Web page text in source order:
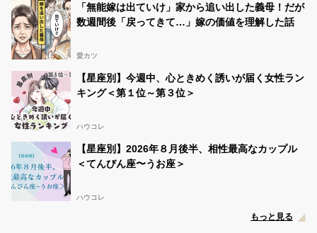
「無能嫁は出ていけ」家から追い出した義母！だが
数週間後「戻ってきて…」嫁の価値を理解した話
愛カツ
【星座別】今週中、心ときめく誘いが届く女性ラン
キング＜第１位～第３位＞
ハウコレ
【星座別】2026年８月後半、相性最高なカップル
＜てんびん座〜うお座＞
ハウコレ
もっと見る